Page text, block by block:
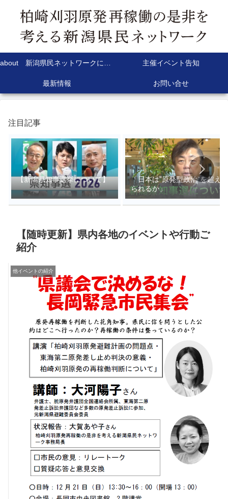
主催イベント告知
最新情報 お問い合せ
注目記事
【新潟県知事選挙について】
「日本は”原発型政治”を超え
られるか」
【随時更新】県内各地のイベントや行動ご
紹介
他イベントの紹介